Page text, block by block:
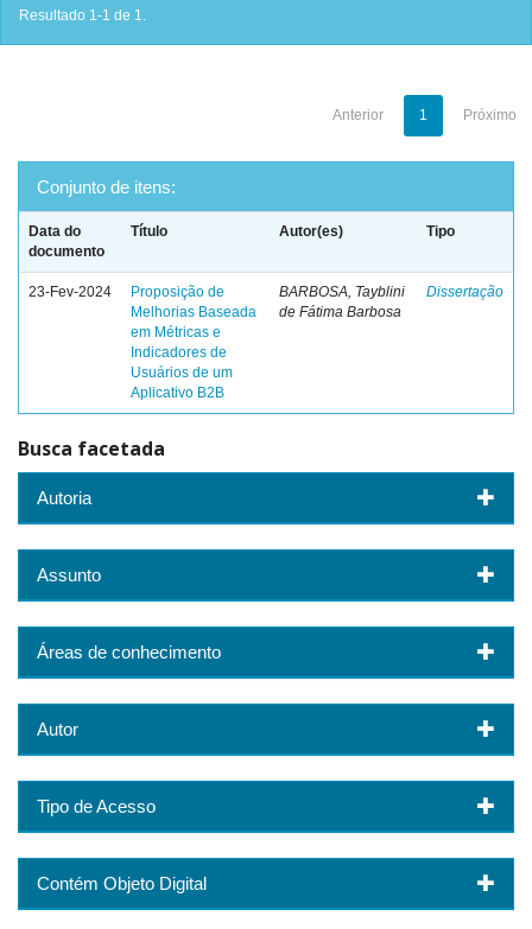
Resultado 1-1 de 1.
Anterior 1 Próximo
Conjunto de itens:
Data do
documento
Título Autor(es) Tipo
23-Fev-2024
Proposição de
Melhorias Baseada
em Métricas e
Indicadores de
Usuários de um
Aplicativo B2B
BARBOSA, Tayblini
de Fátima Barbosa
Dissertação
Busca facetada
Autoria
Assunto
Áreas de conhecimento
Autor
Tipo de Acesso
Contém Objeto Digital